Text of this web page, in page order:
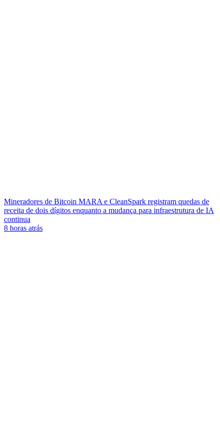
Mineradores de Bitcoin MARA e CleanSpark registram quedas de
receita de dois dígitos enquanto a mudança para infraestrutura de IA
continua
8 horas atrás